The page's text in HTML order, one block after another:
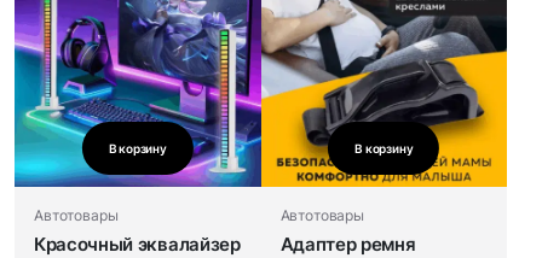
В корзину
Автотовары
Красочный эквалайзер
В корзину
Автотовары
Адаптер ремня